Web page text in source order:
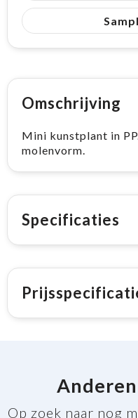
Omschrijving
Mini kunstplant in
molenvorm.
Specificaties
Op zoek naar nog